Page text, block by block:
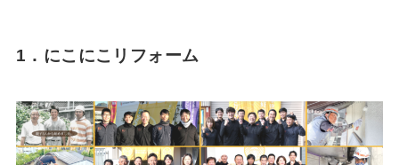
1．にこにこリフォーム